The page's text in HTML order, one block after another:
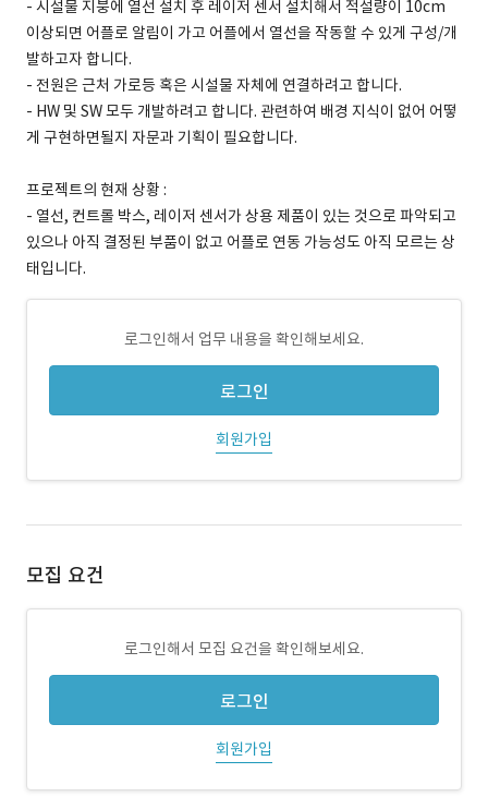
- 시설물 지붕에 열선 설치 후 레이저 센서 설치해서 적설량이 10cm
이상되면 어플로 알림이 가고 어플에서 열선을 작동할 수 있게 구성/개
발하고자 합니다.
- 전원은 근처 가로등 혹은 시설물 자체에 연결하려고 합니다.
- HW 및 SW 모두 개발하려고 합니다. 관련하여 배경 지식이 없어 어떻
게 구현하면될지 자문과 기획이 필요합니다.
프로젝트의 현재 상황 :
- 열선, 컨트롤 박스, 레이저 센서가 상용 제품이 있는 것으로 파악되고
있으나 아직 결정된 부품이 없고 어플로 연동 가능성도 아직 모르는 상
태입니다.
로그인해서 업무 내용을 확인해보세요.
로그인
회원가입
모집 요건
로그인해서 모집 요건을 확인해보세요.
로그인
회원가입